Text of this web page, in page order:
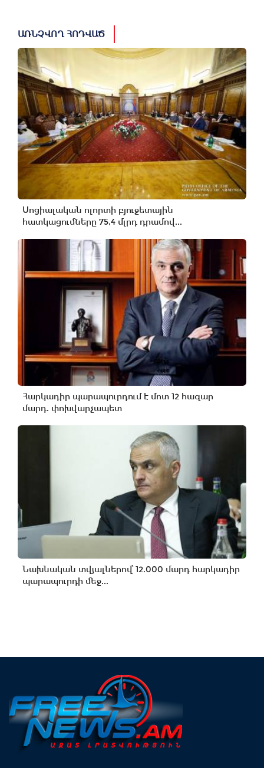
ԱՌՆՉՎՈՂ ՀՈԴՎԱԾ
Սոցիալական ոլորտի բյուջետային
հատկացումները 75,4 մլրդ դրամով...
Հարկադիր պարապուրդում է մոտ 12 հազար
մարդ. փոխվարչապետ
Նախնական տվյալներով՝ 12.000 մարդ հարկադիր
պարապուրդի մեջ...